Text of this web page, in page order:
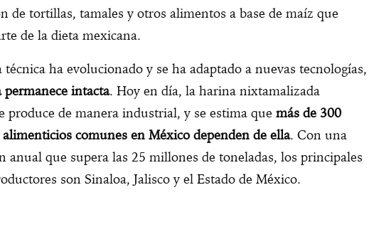
de tortillas, tamales y otros alimentos a base de maíz que
de la dieta mexicana.
ha evolucionado y se ha adaptado a nuevas tecnologías,
permanece intacta. Hoy en día, la harina nixtamalizada
produce de manera industrial, y se estima que más de 300
comunes en México dependen de ella. Con una
anual que supera las 25 millones de toneladas, los principales
son Sinaloa, Jalisco y el Estado de México.